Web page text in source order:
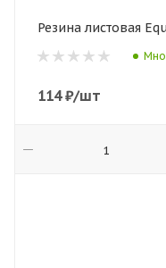
Резина листовая
114₽/шт